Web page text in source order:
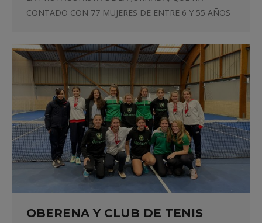
CONTADO CON 77 MUJERES DE ENTRE 6 Y 55 AÑOS
OBERENA Y CLUB DE TENIS